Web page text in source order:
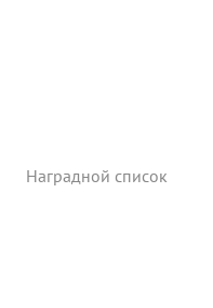
Наградной список